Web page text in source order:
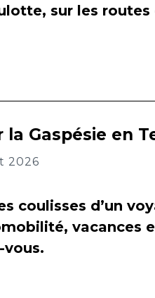
sur les routes
la Gaspésie en
2026
coulisses d’un
vacances
vous.